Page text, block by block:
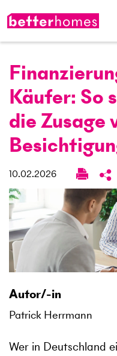
Käufer: So
die Zusage
10.02.2026
Autor/-in
Patrick Herrmann
Wer in Deutschland